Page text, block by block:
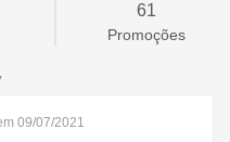
61
Promoções
09/07/2021